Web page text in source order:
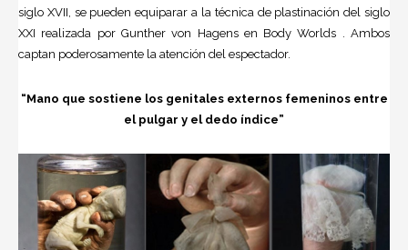
siglo XVII, se pueden equiparar a la técnica de plastinación del siglo
XXI realizada por Gunther von Hagens en Body Worlds . Ambos
captan poderosamente la atención del espectador.
“Mano que sostiene los genitales externos femeninos entre
el pulgar y el dedo índice”